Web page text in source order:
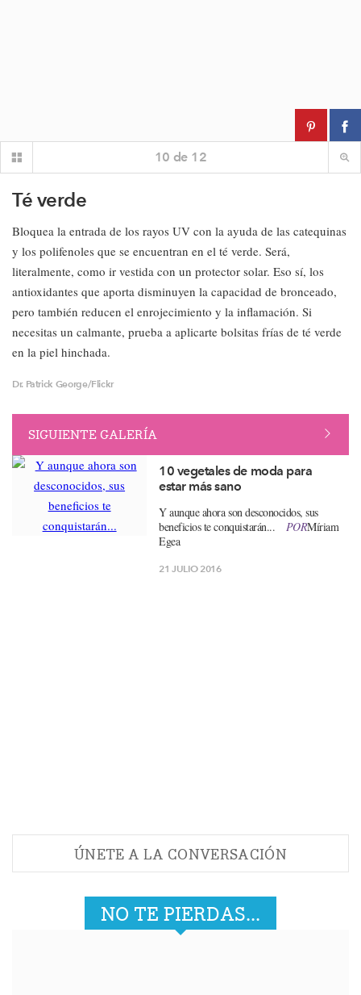
10 de 12
Té verde
Bloquea la entrada de los rayos UV con la ayuda de las catequinas
y los polifenoles que se encuentran en el té verde. Será,
literalmente, como ir vestida con un protector solar. Eso sí, los
antioxidantes que aporta disminuyen la capacidad de bronceado,
pero también reducen el enrojecimiento y la inflamación. Si
necesitas un calmante, prueba a aplicarte bolsitas frías de té verde
en la piel hinchada.
Dr. Patrick George/Flickr
SIGUIENTE GALERÍA
10 vegetales de moda para
estar más sano
Y aunque ahora son desconocidos, sus
beneficios te conquistarán...
PORMíriam
Egea
21 JULIO 2016
ÚNETE A LA CONVERSACIÓN
NO TE PIERDAS...